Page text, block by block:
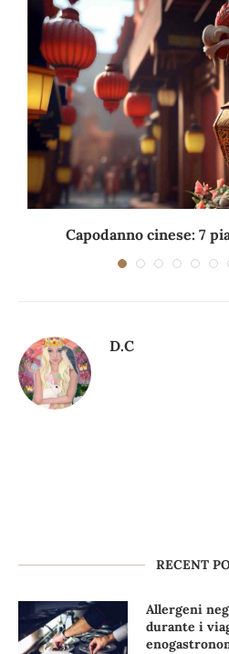
Capodanno cinese: 7
D.C
RECENT
Allergeni
durante i